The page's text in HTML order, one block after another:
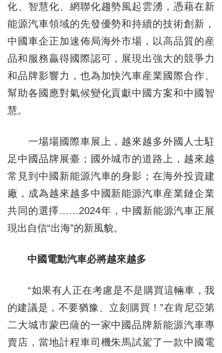
化、智慧化、網聯化趨勢風起雲湧，憑藉在新
能源汽車領域的先發優勢和持續的技術創新，
中國車企正加速佈局海外市場，以高品質的産
品和服務贏得國際認可，展現出強大的競爭力
和品牌影響力，也為加快汽車産業國際合作、
幫助各國應對氣候變化貢獻中國方案和中國智
慧。
一場場國際車展上，越來越多外國人士駐
足中國品牌展臺；國外城市的道路上，越來越
常見到中國新能源汽車的身影；在海外投資建
廠，成為越來越多中國新能源汽車産業鏈企業
共同的選擇……2024年，中國新能源汽車正展
現出自信“出海”的新風貌。
中國電動汽車必將越來越多
“如果有人正在考慮是不是購買這輛車，我
的建議是，不要猶豫、立刻購買！”在肯尼亞第
二大城市蒙巴薩的一家中國品牌新能源汽車專
賣店，當地計程車司機朱馬試駕了一款中國電